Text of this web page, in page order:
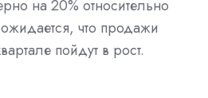
на 20% относительно
что продажи
пойдут в рост.